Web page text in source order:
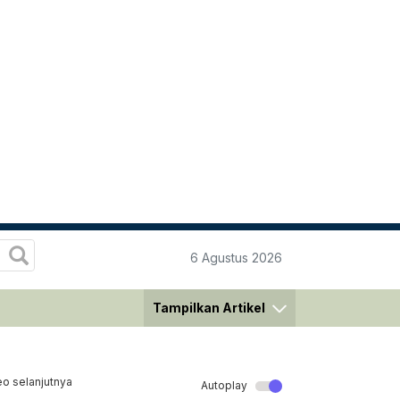
6 Agustus 2026
Tampilkan Artikel
selanjutnya Autoplay